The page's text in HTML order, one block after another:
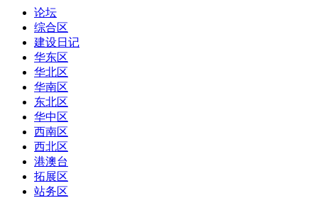
论坛
综合区
建设日记
华东区
华北区
华南区
东北区
华中区
西南区
西北区
港澳台
拓展区
站务区